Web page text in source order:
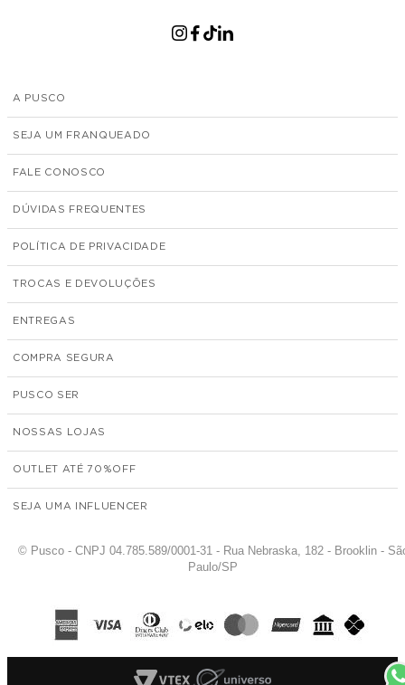
A PUSCO
SEJA UM FRANQUEADO
FALE CONOSCO
DÚVIDAS FREQUENTES
POLÍTICA DE PRIVACIDADE
TROCAS E DEVOLUÇÕES
ENTREGAS
COMPRA SEGURA
PUSCO SER
NOSSAS LOJAS
OUTLET ATÉ 70%
SEJA UMA INFLUENCER
© Pusco - CNPJ 04.785.589/0001-31 - Rua Nebraska, 182 - Brooklin -
Paulo/SP